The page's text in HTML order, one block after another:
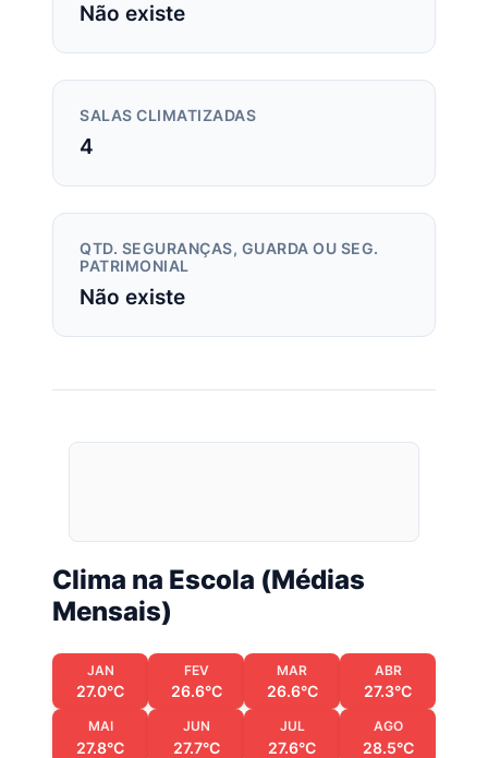
Não existe
SALAS CLIMATIZADAS
4
QTD. SEGURANÇAS, GUARDA OU SEG.
PATRIMONIAL
Não existe
Clima na Escola (Médias
Mensais)
JAN
27.0°C
FEV
26.6°C
MAR
26.6°C
ABR
27.3°C
MAI
27.8°C
JUN
27.7°C
JUL
27.6°C
AGO
28.5°C